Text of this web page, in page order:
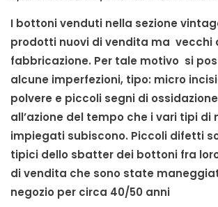
I bottoni venduti nella sezione
prodotti nuovi di vendita ma vecchi
fabbricazione. Per tale motivo si
alcune imperfezioni, tipo: micro
polvere e piccoli segni di
all’azione del tempo che i vari tipi di
impiegati subiscono. Piccoli difetti
tipici dello sbatter dei bottoni fra
di vendita che sono state
negozio per circa 40/50 anni